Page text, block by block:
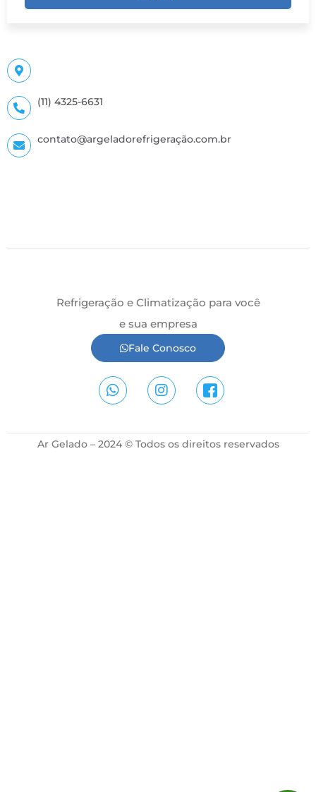
(11) 4325-6631
contato@argeladorefrigeração.com.br
Refrigeração e Climatização para você
e sua empresa
Fale Conosco
Ar Gelado – 2024 © Todos os direitos reservados